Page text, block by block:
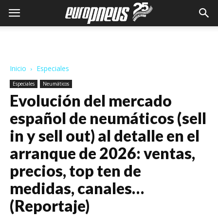
Inicio Especiales
Especiales Neumáticos
Evolución del mercado
español de neumáticos (sell
in y sell out) al detalle en el
arranque de 2026: ventas,
precios, top ten de
medidas, canales…
(Reportaje)